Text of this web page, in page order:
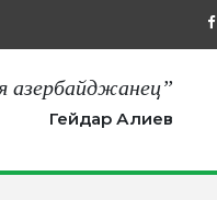
24.08.2021, 20:00
азербайджанец”
Гейдар Алиев